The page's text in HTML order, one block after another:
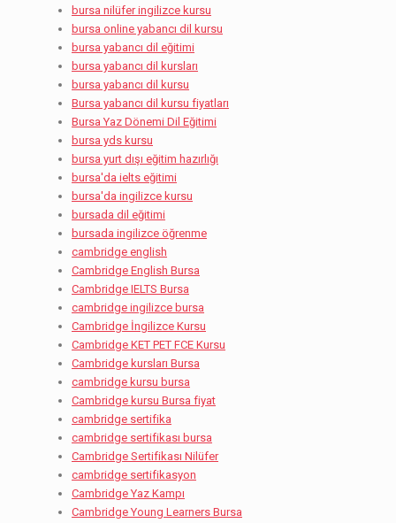
bursa nilüfer ingilizce kursu
bursa online yabancı dil kursu
bursa yabancı dil eğitimi
bursa yabancı dil kursları
bursa yabancı dil kursu
Bursa yabancı dil kursu fiyatları
Bursa Yaz Dönemi Dil Eğitimi
bursa yds kursu
bursa yurt dışı eğitim hazırlığı
bursa'da ielts eğitimi
bursa'da ingilizce kursu
bursada dil eğitimi
bursada ingilizce öğrenme
cambridge english
Cambridge English Bursa
Cambridge IELTS Bursa
cambridge ingilizce bursa
Cambridge İngilizce Kursu
Cambridge KET PET FCE Kursu
Cambridge kursları Bursa
cambridge kursu bursa
Cambridge kursu Bursa fiyat
cambridge sertifika
cambridge sertifikası bursa
Cambridge Sertifikası Nilüfer
cambridge sertifikasyon
Cambridge Yaz Kampı
Cambridge Young Learners Bursa